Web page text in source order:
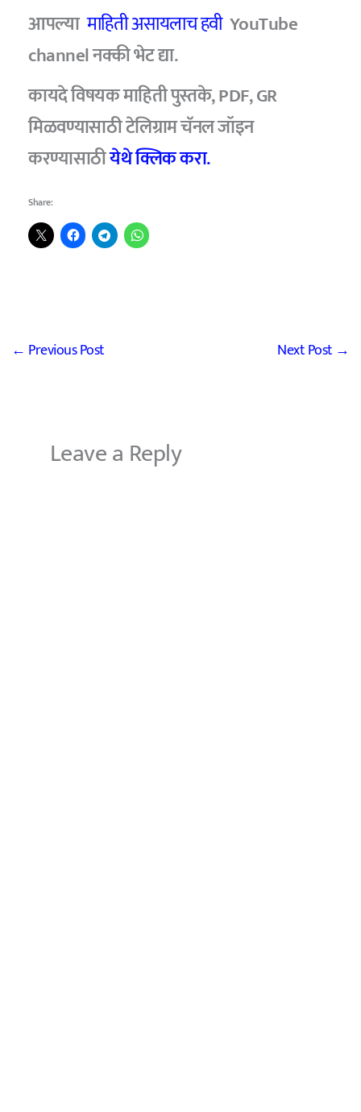
आपल्यामाहिती असायलाच हवी YouTube
channel नक्की भेट द्या.
कायदे विषयक माहिती पुस्तके, PDF, GR
मिळवण्यासाठी टेलिग्राम चॅनल जॉइन
करण्यासाठीयेथे क्लिक करा.
Share:
← Previous Post Next Post →
Leave a Reply